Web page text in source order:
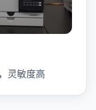
灵敏度高